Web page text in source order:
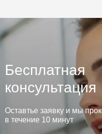
Бесплатная
консультация
Оставтье заявку и мы
в течение 10 минут